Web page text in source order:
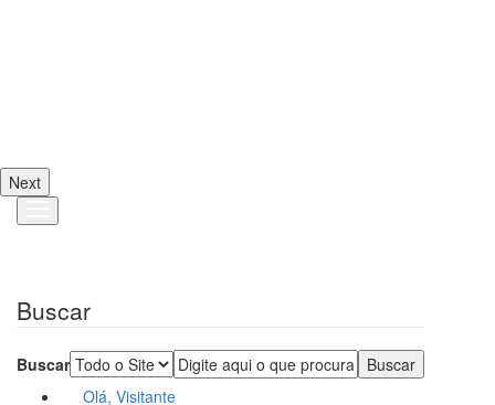
Next
Buscar
Buscar
Olá, Visitante